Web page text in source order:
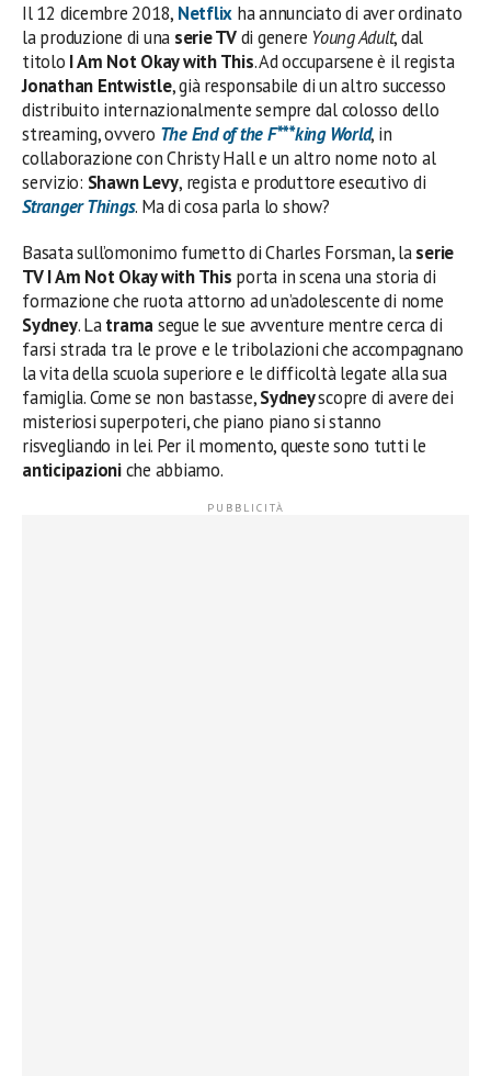
Il 12 dicembre 2018, Netflix ha annunciato di aver ordinato
la produzione di una serie TVdi genere Young Adult, dal
titolo I Am Not Okay with This. Ad occuparsene è il regista
Jonathan Entwistle, già responsabile di un altro successo
distribuito internazionalmente sempre dal colosso dello
streaming, ovvero The End of the F***king World, in
collaborazione con Christy Hall e un altro nome noto al
servizio: Shawn Levy, regista e produttore esecutivo di
Stranger Things. Ma di cosa parla lo show?
Basata sull’omonimo fumetto di Charles Forsman, laserie
TV I Am Not Okay with This porta in scena una storia di
formazione che ruota attorno ad un’adolescente di nome
Sydney. Latramasegue le sue avventure mentre cerca di
farsi strada tra le prove e le tribolazioni che accompagnano
la vita della scuola superiore e le difficoltà legate alla sua
famiglia. Come se non bastasse,Sydneyscopre di avere dei
misteriosi superpoteri, che piano piano si stanno
risvegliando in lei. Per il momento, queste sono tutti le
anticipazioniche abbiamo.